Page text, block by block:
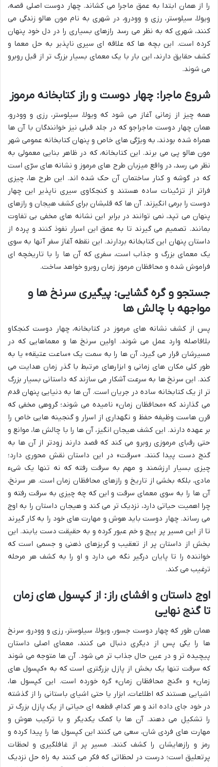
را از همان ابتدا به عمق ماجرا می کشاند. چهار دوست اصلی قصه،
ویولا، سیلوستر، رزی و وودرو، در شهری به نام مون هالو زندگی می
کنند، شهری که به نظر می رسد رازهای بسیاری را در دل خود پنهان
کرده است. این بچه ها که علاقه ای سیری ناپذیر به حل معما و
کشف حقایق دارند، این بار با یک معمای بسیار بزرگ تر از قبل روبرو
می شوند.
شروع ماجرا: چهار دوست و راز کتابخانه مرموز
همه چیز از زمانی آغاز می شود که ویولا، سیلوستر، رزی و وودرو،
همان چهار دوست ماجراجو که در جلد قبلی نیز خوانندگان با آن ها
همراه شده بودند، به ویژگی های خاص و پنهان کتابخانه عمومی شهر
مون هالو پی می برند. این کتابخانه، که در ظاهر بنایی معمولی به
نظر می رسد، در واقع میزبان طرح های مرموز و نشانه های سرّی است
که در گوشه و کنار ساختمان آن حک شده اند. این طرح ها، چیزی
فراتر از تزئینات ساده هستند و کنجکاوی سیری ناپذیر این چهار
دوست را برمی انگیزند. آن ها که قلبشان برای کشف هیجان و رازهای
پنهان می تپد، نمی توانند در برابر این نشانه های مخفی بی تفاوت
بمانند. تصمیم می گیرند تا به عمق این اسرار نفوذ کنند و پرده از
داستان پنهان این کتابخانه بردارند. این نقطه آغاز سفر آنها به سوی
یک معمای بزرگ و جذاب است، سفری که آن ها را با تاریخچه ای
فراموش شده و محافظان مرموز زمان روبرو خواهد ساخت.
جستجو و گره گشایی: پیگیری سرنخ ها و
مواجهه با چالش ها
پس از کشف نشانه های مرموز در کتابخانه، چهار دوست کنجکاو
بلافاصله وارد عمل می شوند. اولین سرنخ ها و معماهایی که در
مسیرشان قرار می گیرد، آن ها را به سمت یک «ساعت عتیقه» یا به
طور کلی مکان های زمانی و ابزارهای مرتبط با گذر زمان هدایت می
کند. این سرنخ ها به سرعت آشکار می سازند که داستانی بسیار بزرگ
تر از یک کتابخانه ساده در جریان است. آن ها به دنیایی پنهان قدم
می گذارند که «محافظان زمان» نامیده می شوند؛ گروهی مخفی که
قرن هاست وظیفه حفظ و نگهداری از اسرار و گنجینه هایی خاص را
بر عهده دارند. این کشف هیجان انگیز، آن ها را با چالش ها، موانع و
حتی رقبای مرموزی روبرو می کند که قصد دارند زودتر از آن ها به
گنج دست پیدا کنند. «سرقت» در این داستان نقش محوری دارد؛
چیزی بسیار ارزشمند و مهم به سرقت رفته که نه تنها یک شیء
مادی، بلکه بخشی از تاریخ و رازهای محافظان زمان است. هر سرنخ،
آن ها را به سوی معمای سرقت و این که چه چیزی به سرقت رفته و
چرا اهمیت حیاتی دارد، نزدیک تر می کند و هیجان داستان را به اوج
می رساند. چهار دوست باید هوش و مهارت های خود را به کار گیرند
تا از این مسیر پر پیچ و خم عبور کرده و به حقیقت دست یابند. این
بخش از داستان پر از تعقیب و گریزهای ذهنی و جسمی است که
خواننده را تا پایان درگیر نگه می دارد و او را به کشف هر مرحله
ترغیب می کند.
اوج داستان و افشای راز: از کپسول های زمان
تا گنج نهایی
همان طور که چهار دوست جسور، ویولا، سیلوستر، رزی و وودرو، سرنخ
ها را یکی پس از دیگری دنبال می کنند، معمای اصلی داستان
پیچیده تر و در عین حال جذاب تر می شود. آن ها متوجه می شوند
که سرقت تنها یک بخش از پازل بزرگتری است که به «کپسول های
زمان» و «گنج محافظان زمان» گره خورده است. این کپسول ها،
اشیایی هستند که اطلاعات، ابزار یا حتی اشیای باستانی را از گذشته
در خود جای داده اند و هر کدام، قطعه ای حیاتی از یک پازل بزرگ تر
را تشکیل می دهند. آن ها با کمک یکدیگر و با ترکیب هوش و
مهارت های فردی شان، سعی می کنند این کپسول ها را پیدا کرده و
رمز و رازهایشان را کشف کنند. مسیر پر از غافلگیری و لحظات
پرتعلیق است؛ درست در لحظاتی که فکر می کنند به راه حل نزدیک